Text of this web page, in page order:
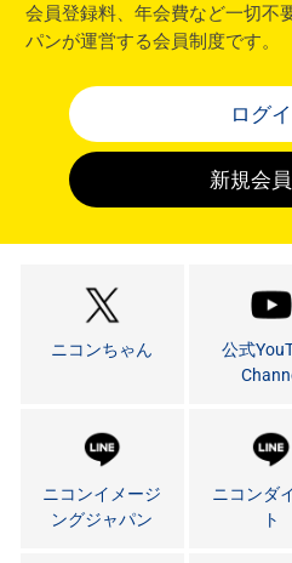
会員登録料、年会費など一切不
パンが運営する会員制度です。
ログ
新規会
ニコンちゃん
公式
ニコンイメージ
ングジャパン
ニコンダ
ト